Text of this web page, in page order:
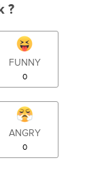
?
FUNNY
0
ANGRY
0